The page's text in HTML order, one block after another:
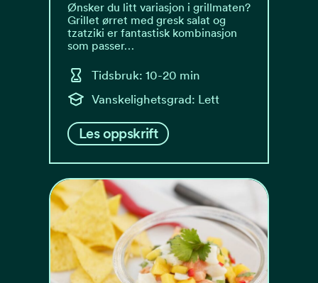
Ønsker du litt variasjon i grillmaten?
Grillet ørret med gresk salat og
tzatziki er fantastisk kombinasjon
som passer…
Tidsbruk: 10-20 min
Vanskelighetsgrad: Lett
Les oppskrift